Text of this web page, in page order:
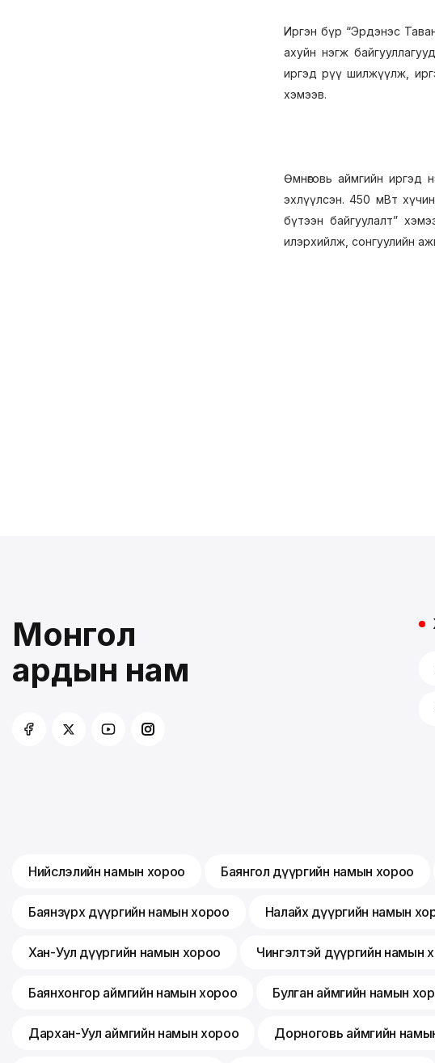
Иргэн бүр “Эрдэнэс
ахуйн нэгж
иргэд рүү шилжүүлж,
хэмээв.
Өмнөговь аймгийн иргэд
эхлүүлсэн. 450 мВт
бүтээн байгуулалт”
илэрхийлж, сонгуулийн
Монгол
ардын нам
Нийслэлийн намын хороо Баянгол дүүргийн намын хороо
Баянзүрх дүүргийн намын хороо Налайх дүүргийн намын
Хан-Уул дүүргийн намын хороо Чингэлтэй дүүргийн намын
Баянхонгор аймгийн намын хороо Булган аймгийн намын
Дархан-Уул аймгийн намын хороо Дорноговь аймгийн